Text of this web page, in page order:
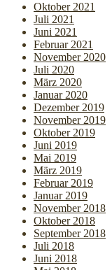
Oktober 2021
Juli 2021
Juni 2021
Februar 2021
November 2020
Juli 2020
März 2020
Januar 2020
Dezember 2019
November 2019
Oktober 2019
Juni 2019
Mai 2019
März 2019
Februar 2019
Januar 2019
November 2018
Oktober 2018
September 2018
Juli 2018
Juni 2018